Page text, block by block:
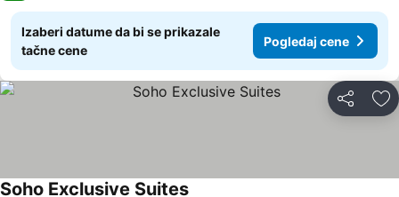
Izaberi datume da bi se prikazale
tačne cene
Pogledaj cene
Deli
Soho Exclusive Suites